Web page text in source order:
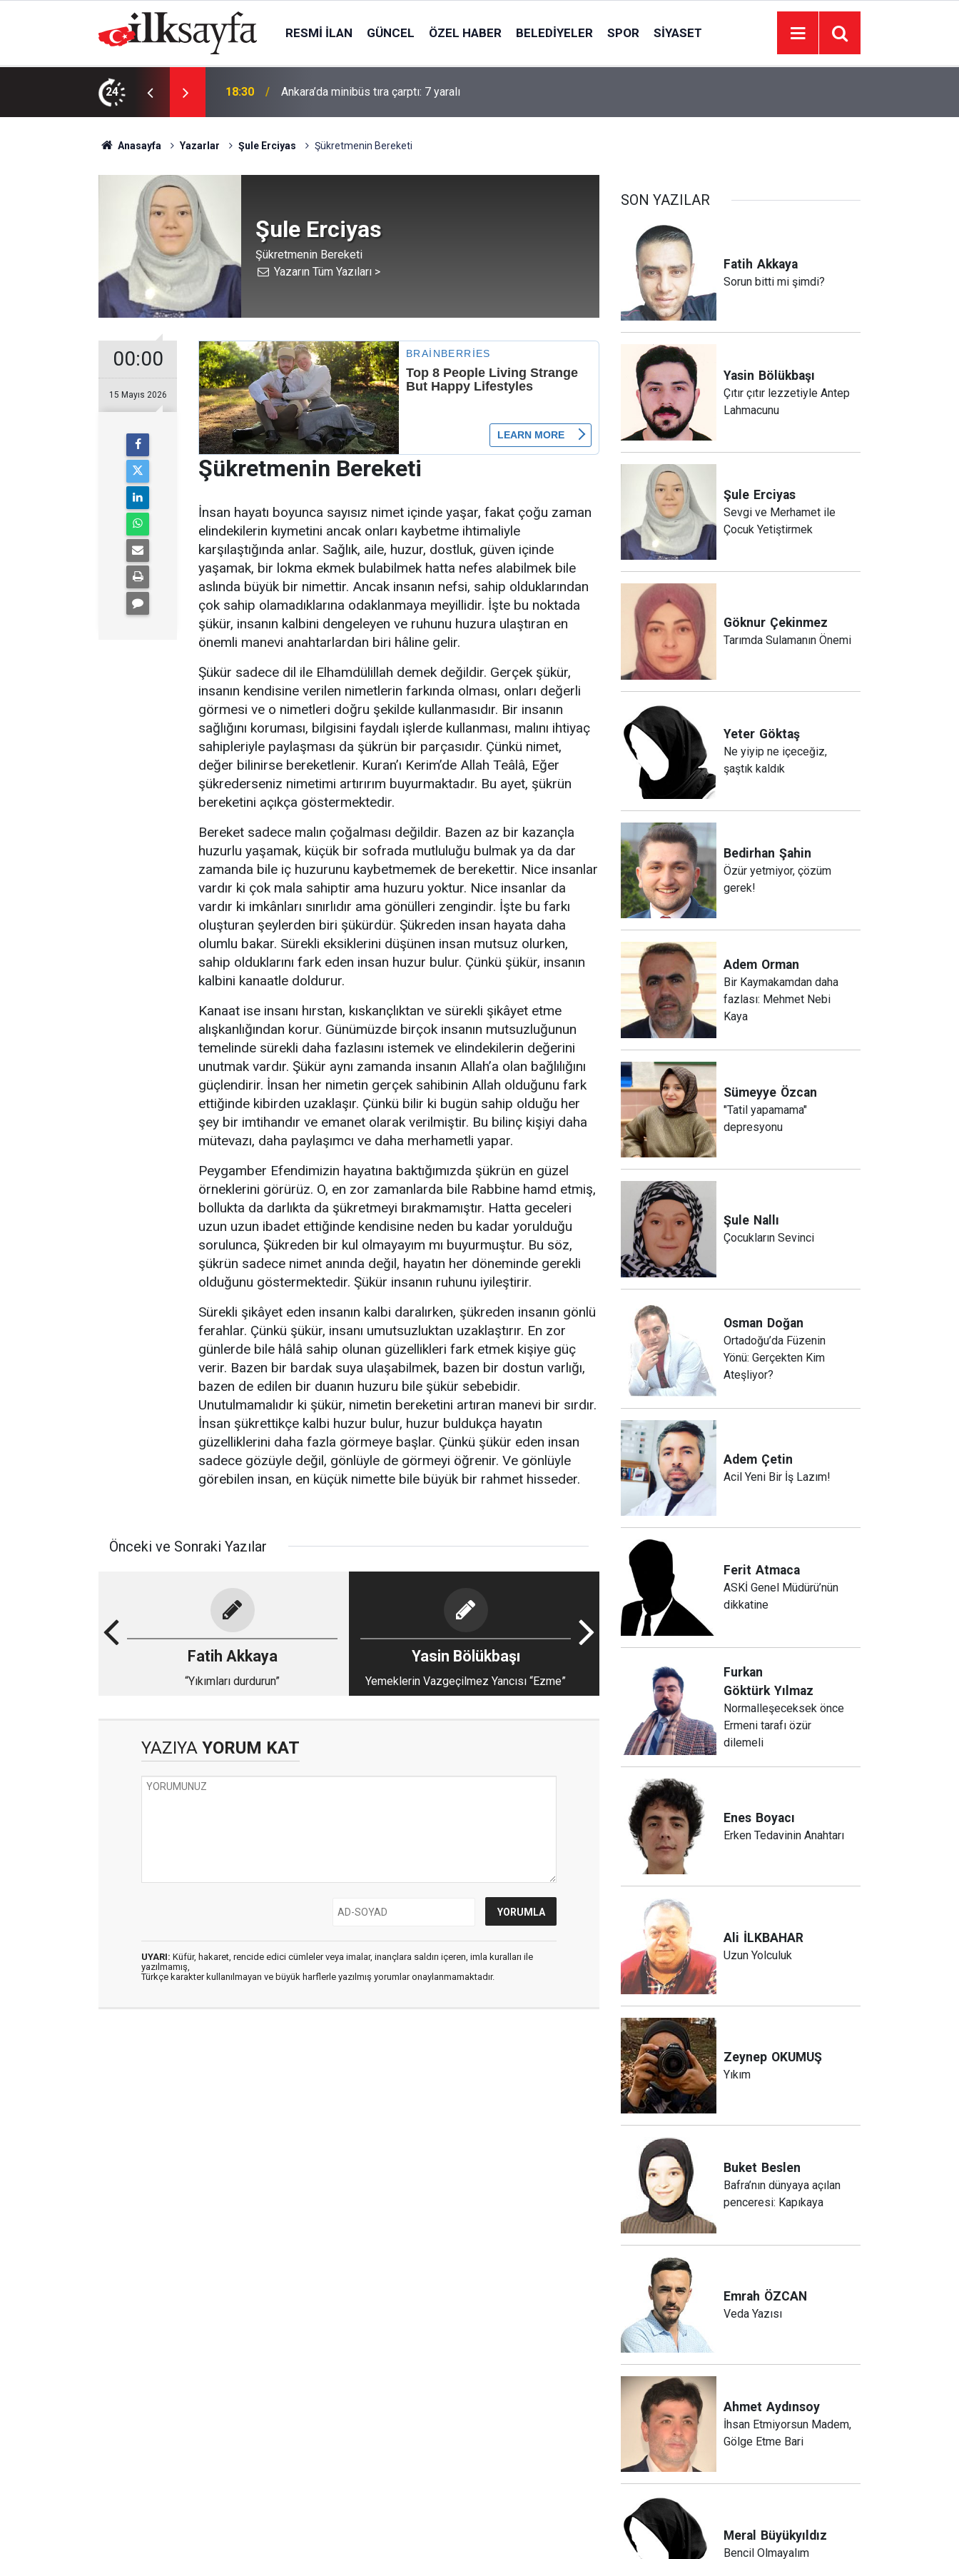
RESMI İLAN GÜNCEL ÖZEL HABER BELEDIYELER SPOR SIYASET
24 18:21 Kütahya’da orman yangını kısa sürede kontrol altına alındı
Anasayfa Yazarlar Şule Erciyas Şükretmenin Bereketi
Şule Erciyas
Şükretmenin Bereketi
Yazarın Tüm Yazıları >
00:00
15 Mayıs 2026
Şükretmenin Bereketi
İnsan hayatı boyunca sayısız nimet içinde yaşar, fakat çoğu zaman
elindekilerin kıymetini ancak onları kaybetme ihtimaliyle
karşılaştığında anlar. Sağlık, aile, huzur, dostluk, güven içinde
yaşamak, bir lokma ekmek bulabilmek hatta nefes alabilmek bile
aslında büyük bir nimettir. Ancak insanın nefsi, sahip olduklarından
çok sahip olamadıklarına odaklanmaya meyillidir. İşte bu noktada
şükür, insanın kalbini dengeleyen ve ruhunu huzura ulaştıran en
önemli manevi anahtarlardan biri hâline gelir.
Şükür sadece dil ile Elhamdülillah demek değildir. Gerçek şükür,
insanın kendisine verilen nimetlerin farkında olması, onları değerli
görmesi ve o nimetleri doğru şekilde kullanmasıdır. Bir insanın
sağlığını koruması, bilgisini faydalı işlerde kullanması, malını ihtiyaç
sahipleriyle paylaşması da şükrün bir parçasıdır. Çünkü nimet,
değer bilinirse bereketlenir. Kuran’ı Kerim’de Allah Teâlâ, Eğer
şükrederseniz nimetimi artırırım buyurmaktadır. Bu ayet, şükrün
bereketini açıkça göstermektedir.
Bereket sadece malın çoğalması değildir. Bazen az bir kazançla
huzurlu yaşamak, küçük bir sofrada mutluluğu bulmak ya da dar
zamanda bile iç huzurunu kaybetmemek de berekettir. Nice insanlar
vardır ki çok mala sahiptir ama huzuru yoktur. Nice insanlar da
vardır ki imkânları sınırlıdır ama gönülleri zengindir. İşte bu farkı
oluşturan şeylerden biri şükürdür. Şükreden insan hayata daha
olumlu bakar. Sürekli eksiklerini düşünen insan mutsuz olurken,
sahip olduklarını fark eden insan huzur bulur. Çünkü şükür, insanın
kalbini kanaatle doldurur.
Kanaat ise insanı hırstan, kıskançlıktan ve sürekli şikâyet etme
alışkanlığından korur. Günümüzde birçok insanın mutsuzluğunun
temelinde sürekli daha fazlasını istemek ve elindekilerin değerini
unutmak vardır. Şükür aynı zamanda insanın Allah’a olan bağlılığını
güçlendirir. İnsan her nimetin gerçek sahibinin Allah olduğunu fark
ettiğinde kibirden uzaklaşır. Çünkü bilir ki bugün sahip olduğu her
şey bir imtihandır ve emanet olarak verilmiştir. Bu bilinç kişiyi daha
mütevazı, daha paylaşımcı ve daha merhametli yapar.
Peygamber Efendimizin hayatına baktığımızda şükrün en güzel
örneklerini görürüz. O, en zor zamanlarda bile Rabbine hamd etmiş,
bollukta da darlıkta da şükretmeyi bırakmamıştır. Hatta geceleri
uzun uzun ibadet ettiğinde kendisine neden bu kadar yorulduğu
sorulunca, Şükreden bir kul olmayayım mı buyurmuştur. Bu söz,
şükrün sadece nimet anında değil, hayatın her döneminde gerekli
olduğunu göstermektedir. Şükür insanın ruhunu iyileştirir.
Sürekli şikâyet eden insanın kalbi daralırken, şükreden insanın gönlü
ferahlar. Çünkü şükür, insanı umutsuzluktan uzaklaştırır. En zor
günlerde bile hâlâ sahip olunan güzellikleri fark etmek kişiye güç
verir. Bazen bir bardak suya ulaşabilmek, bazen bir dostun varlığı,
bazen de edilen bir duanın huzuru bile şükür sebebidir.
Unutulmamalıdır ki şükür, nimetin bereketini artıran manevi bir sırdır.
İnsan şükrettikçe kalbi huzur bulur, huzur buldukça hayatın
güzelliklerini daha fazla görmeye başlar. Çünkü şükür eden insan
sadece gözüyle değil, gönlüyle de görmeyi öğrenir. Ve gönlüyle
görebilen insan, en küçük nimette bile büyük bir rahmet hisseder.
Önceki ve Sonraki Yazılar
Fatih Akkaya
“Yıkımları durdurun”
Yasin Bölükbaşı
Yemeklerin Vazgeçilmez Yancısı “Ezme”
YAZIYA YORUM KAT
UYARI: Küfür, hakaret, rencide edici cümleler veya imalar, inançlara saldırı içeren, imla kuralları ile
yazılmamış,
Türkçe karakter kullanılmayan ve büyük harflerle yazılmış yorumlar onaylanmamaktadır.
SON YAZILAR
Fatih Akkaya
Sorun bitti mi şimdi?
Yasin Bölükbaşı
Çıtır çıtır lezzetiyle Antep
Lahmacunu
Şule Erciyas
Sevgi ve Merhamet ile
Çocuk Yetiştirmek
Göknur Çekinmez
Tarımda Sulamanın Önemi
Yeter Göktaş
Ne yiyip ne içeceğiz,
şaştık kaldık
Bedirhan Şahin
Özür yetmiyor, çözüm
gerek!
Adem Orman
Bir Kaymakamdan daha
fazlası: Mehmet Nebi
Kaya
Sümeyye Özcan
"Tatil yapamama"
depresyonu
Şule Nallı
Çocukların Sevinci
Osman Doğan
Ortadoğu’da Füzenin
Yönü: Gerçekten Kim
Ateşliyor?
Adem Çetin
Acil Yeni Bir İş Lazım!
Ferit Atmaca
ASKİ Genel Müdürü’nün
dikkatine
Furkan
Göktürk Yılmaz
Normalleşeceksek önce
Ermeni tarafı özür
dilemeli
Enes Boyacı
Erken Tedavinin Anahtarı
Ali İLKBAHAR
Uzun Yolculuk
Zeynep OKUMUŞ
Yıkım
Buket Beslen
Bafra’nın dünyaya açılan
penceresi: Kapıkaya
Emrah ÖZCAN
Veda Yazısı
Ahmet Aydınsoy
İhsan Etmiyorsun Madem,
Gölge Etme Bari
Meral Büyükyıldız
Bencil Olmayalım